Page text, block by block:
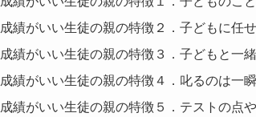
成績がいい生徒の親の特徴２．子どもに任
成績がいい生徒の親の特徴３．子どもと一
成績がいい生徒の親の特徴４．叱るのは一
成績がいい生徒の親の特徴５．テストの点